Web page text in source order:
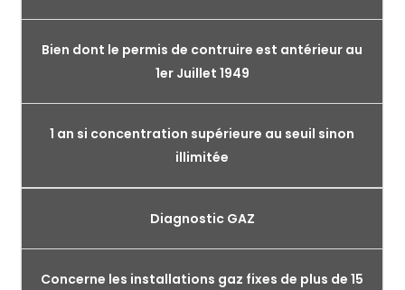
Bien dont le permis de contruire est antérieur au
1er Juillet 1949
1 an si concentration supérieure au seuil sinon
illimitée
Diagnostic GAZ
Concerne les installations gaz fixes de plus de 15